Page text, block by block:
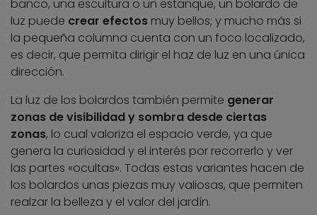
banco, una escultura o un estanque, un bolardo de
luz puede crear efectos muy bellos; y mucho más si
la pequeña columna cuenta con un foco localizado,
es decir, que permita dirigir el haz de luz en una única
dirección.
La luz de los bolardos también permite generar
zonas de visibilidad y sombra desde ciertas
zonas, lo cual valoriza el espacio verde, ya que
genera la curiosidad y el interés por recorrerlo y ver
las partes «ocultas». Todas estas variantes hacen de
los bolardos unas piezas muy valiosas, que permiten
realzar la belleza y el valor del jardín.